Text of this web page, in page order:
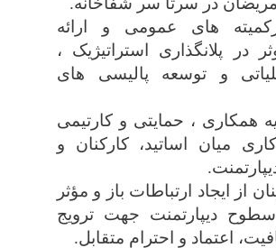
های عمومی و ارائه
در پلانگذاری استراتیژیک ،
و توسعه پالیسی ‌های
همکاری ، حمایتی و کارتیمی
میان اساتید، کارکنان و
از ایجاد ارتباطات باز و مؤثر
دیپارتمنت جهت ترویج
اعتماد و احترام متقابل.